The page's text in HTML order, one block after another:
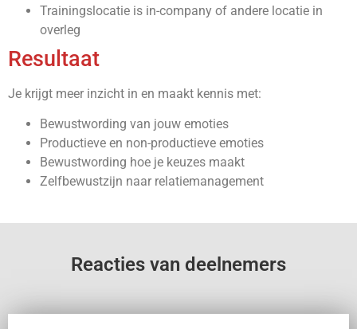
Trainingslocatie is in-company of andere locatie in
overleg
Resultaat
Je krijgt meer inzicht in en maakt kennis met:
Bewustwording van jouw emoties
Productieve en non-productieve emoties
Bewustwording hoe je keuzes maakt
Zelfbewustzijn naar relatiemanagement
Reacties van deelnemers